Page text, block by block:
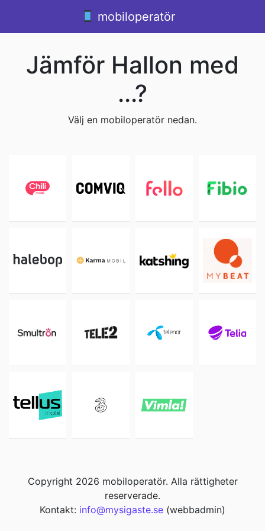
Huvudnavigering
mobiloperatör
Jämför Hallon med
...?
Välj en mobiloperatör nedan.
Copyright 2026 mobiloperatör. Alla rättigheter
reserverade.
Kontakt: info@mysigaste.se (webbadmin)